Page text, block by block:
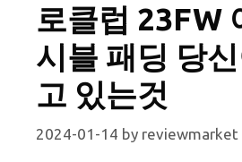
로클럽 23FW
시블 패딩 당
고 있는것
2024-01-14 by reviewmarket